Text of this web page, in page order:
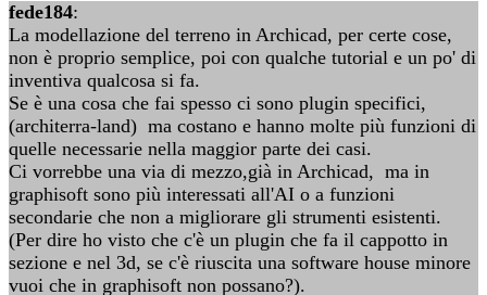
fede184:
La modellazione del terreno in Archicad, per certe cose,
non è proprio semplice, poi con qualche tutorial e un po' di
inventiva qualcosa si fa.
Se è una cosa che fai spesso ci sono plugin specifici,
(architerra-land) ma costano e hanno molte più funzioni di
quelle necessarie nella maggior parte dei casi.
Ci vorrebbe una via di mezzo,già in Archicad, ma in
graphisoft sono più interessati all'AI o a funzioni
secondarie che non a migliorare gli strumenti esistenti.
(Per dire ho visto che c'è un plugin che fa il cappotto in
sezione e nel 3d, se c'è riuscita una software house minore
vuoi che in graphisoft non possano?).